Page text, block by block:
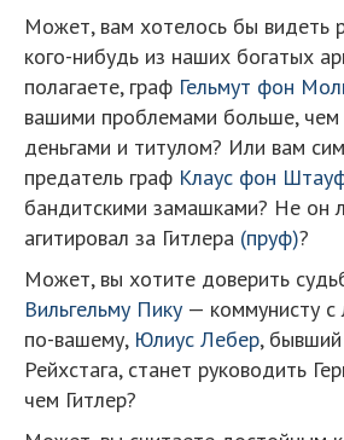
Может, вам хотелось бы видеть
кого-нибудь из наших богатых
полагаете, граф Гельмут фон
вашими проблемами больше, чем
деньгами и титулом? Или вам
предатель граф Клаус фон
бандитскими замашками? Не он
агитировал за Гитлера (пруф)?
Может, вы хотите доверить
Вильгельму Пику — коммунисту
по-вашему, Юлиус Лебер,
Рейхстага, станет руководить
чем Гитлер?